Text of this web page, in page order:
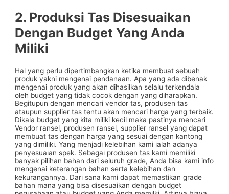
2. Produksi Tas Disesuaikan
Dengan Budget Yang Anda
Miliki
Hal yang perlu dipertimbangkan ketika membuat sebuah
produk yakni mengenai pendanaan. Apa yang ada dibenak
mengenai produk yang akan dihasilkan selalu terkendala
oleh budget yang tidak cocok dengan yang diharapkan.
Begitupun dengan mencari vendor tas, produsen tas
ataupun supplier tas tentu akan mencari harga yang terbaik.
Dikala budget yang kita miliki kecil maka pastinya mencari
Vendor ransel, produsen ransel, supplier ransel yang dapat
membuat tas dengan harga yang sesuai dengan kantong
yang dimiliki. Yang menjadi kelebihan kami ialah adanya
penyesuaian spek. Sebagai produsen tas kami memiliki
banyak pilihan bahan dari seluruh grade, Anda bisa kami info
mengenai keterangan bahan serta kelebihan dan
kekurangannya. Dari sana kami dapat memastikan grade
bahan mana yang bisa disesuaikan dengan budget